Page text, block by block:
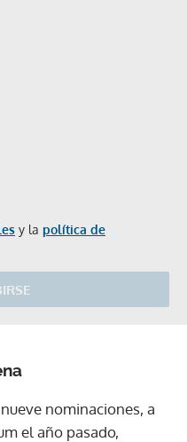
y la política de
nominaciones, a
el año pasado,